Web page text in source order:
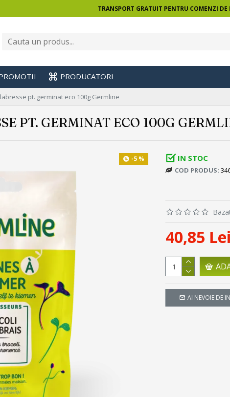
TRANSPORT GRATUIT PENTRU COMENZI DE
PRODUCATORI
pt. germinat eco 100g Germline
PT. GERMINAT ECO 100G
-5 % IN STOC
COD PRODUS:
40,85 Lei
AI NEVOIE DE